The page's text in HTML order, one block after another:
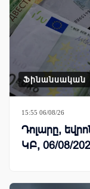
Ֆինանսական
15:55 06/08/26
Դոլարը,
ԿԲ, 06/08/